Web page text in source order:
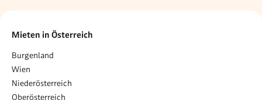
Mieten in Österreich
Burgenland
Wien
Niederösterreich
Oberösterreich